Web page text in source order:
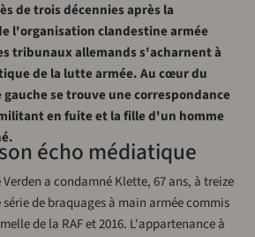
de trois décennies après la
l'organisation clandestine armée
tribunaux allemands s'acharnent à
de la lutte armée. Au cœur du
se trouve une correspondance
en fuite et la fille d'un homme
écho médiatique
a condamné Klette, 67 ans, à treize
de braquages à main armée commis
de la RAF et 2016. L'appartenance à